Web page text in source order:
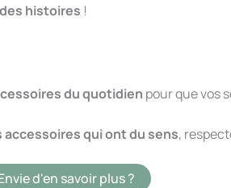
histoires !
du quotidien pour que vos
qui ont du sens,
d'en savoir plus ?